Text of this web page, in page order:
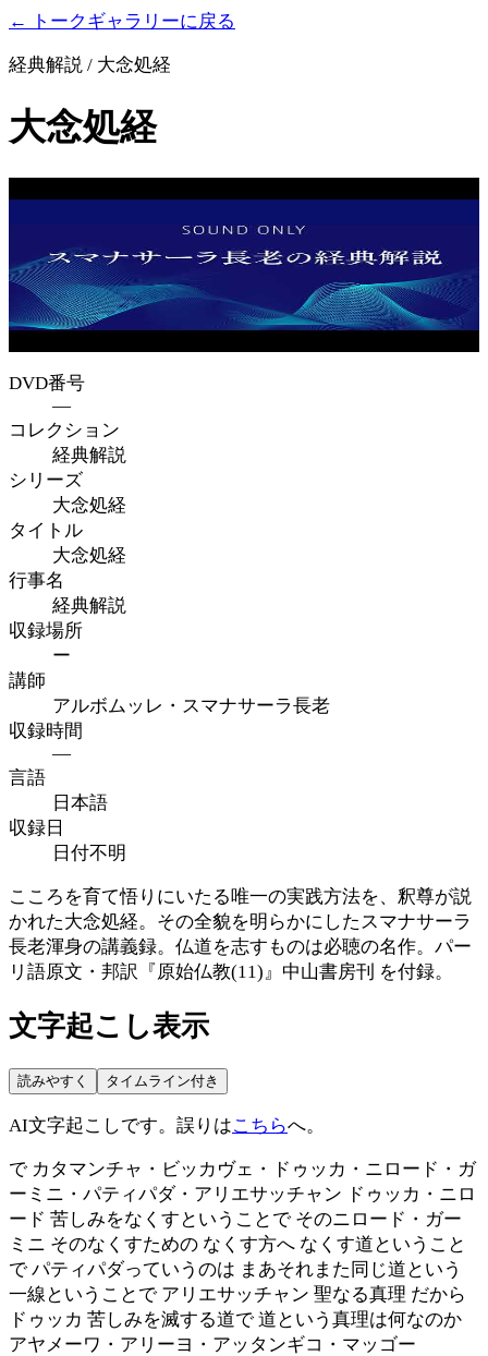
← トークギャラリーに戻る
経典解説 / 大念処経
大念処経
DVD番号
—
コレクション
経典解説
シリーズ
大念処経
タイトル
大念処経
行事名
経典解説
収録場所
ー
講師
アルボムッレ・スマナサーラ長老
収録時間
—
言語
日本語
収録日
日付不明
こころを育て悟りにいたる唯一の実践方法を、釈尊が説
かれた大念処経。その全貌を明らかにしたスマナサーラ
長老渾身の講義録。仏道を志すものは必聴の名作。パー
リ語原文・邦訳『原始仏教(11)』中山書房刊 を付録。
文字起こし表示
読みやすく タイムライン付き
AI文字起こしです。誤りはこちらへ。
で カタマンチャ・ビッカヴェ・ドゥッカ・ニロード・ガ
ーミニ・パティパダ・アリエサッチャン ドゥッカ・ニロ
ード 苦しみをなくすということで そのニロード・ガー
ミニ そのなくすための なくす方へ なくす道ということ
で パティパダっていうのは まあそれまた同じ道という
一線ということで アリエサッチャン 聖なる真理 だから
ドゥッカ 苦しみを滅する道で 道という真理は何なのか
アヤメーワ・アリーヨ・アッタンギコ・マッゴー